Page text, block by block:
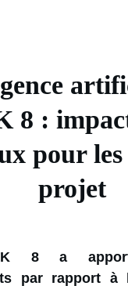
8 :
pour les
projet
8 a
par rapport à